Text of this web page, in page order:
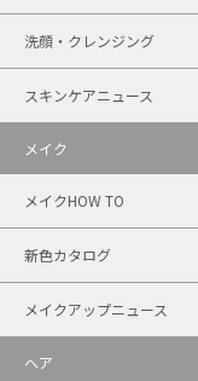
洗顔・クレンジング
スキンケアニュース
メイク
メイクHOW TO
新色カタログ
メイクアップニュース
ヘア